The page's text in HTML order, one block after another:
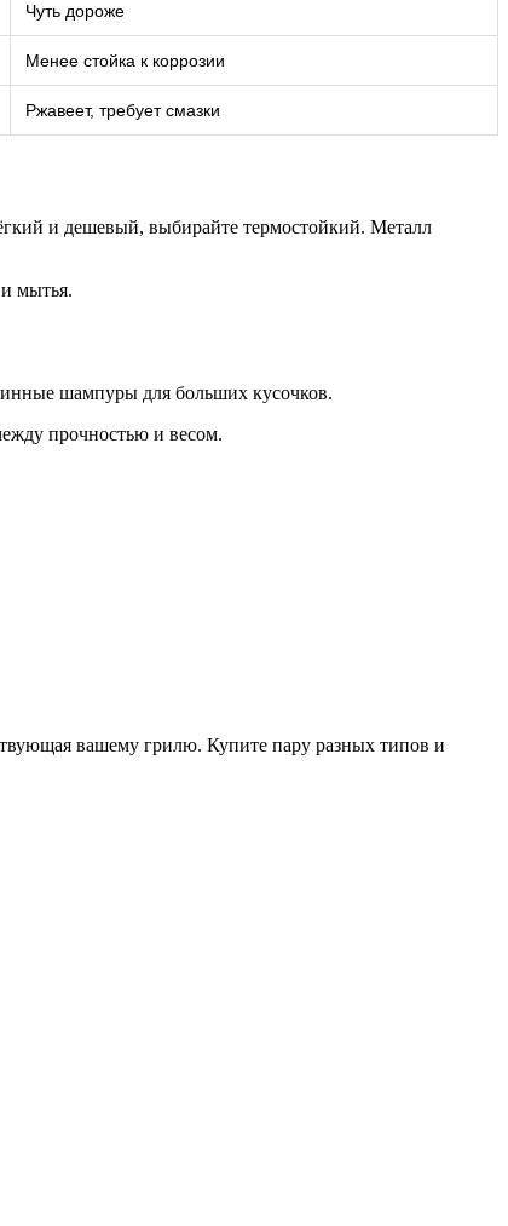
Чуть дороже
Менее стойка к коррозии
Ржавеет, требует смазки
и дешевый, выбирайте термостойкий. Металл
мытья.
шампуры для больших кусочков.
прочностью и весом.
вашему грилю. Купите пару разных типов и